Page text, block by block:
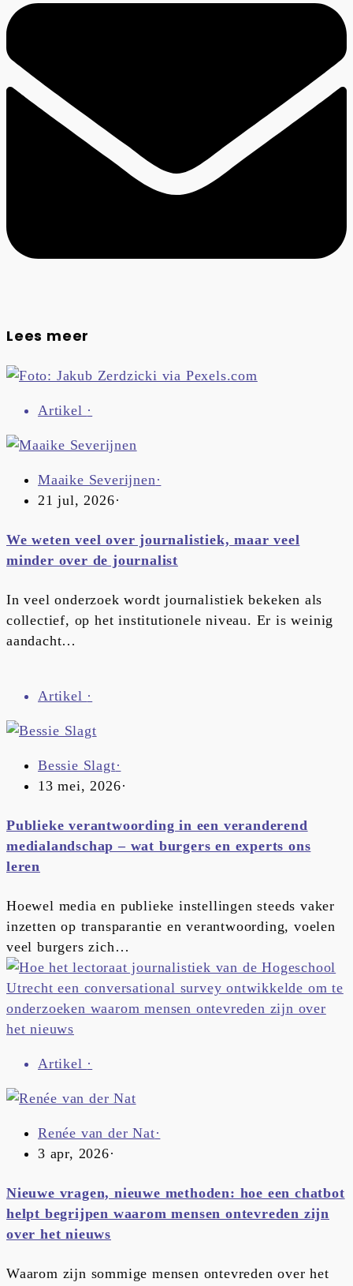
Lees meer
Artikel ·
Maaike Severijnen·
21 jul, 2026·
We weten veel over journalistiek, maar veel
minder over de journalist
In veel onderzoek wordt journalistiek bekeken als
collectief, op het institutionele niveau. Er is weinig
aandacht…
Artikel ·
Bessie Slagt·
13 mei, 2026·
Publieke verantwoording in een veranderend
medialandschap – wat burgers en experts ons
leren
Hoewel media en publieke instellingen steeds vaker
inzetten op transparantie en verantwoording, voelen
veel burgers zich…
Artikel ·
Renée van der Nat·
3 apr, 2026·
Nieuwe vragen, nieuwe methoden: hoe een chatbot
helpt begrijpen waarom mensen ontevreden zijn
over het nieuws
Waarom zijn sommige mensen ontevreden over het